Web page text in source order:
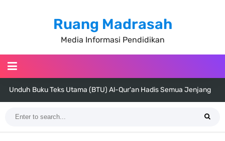
Ruang Madrasah
Media Informasi Pendidikan
Unduh Buku Teks Utama (BTU) Al-Qur'an Hadis Semua Jenjang